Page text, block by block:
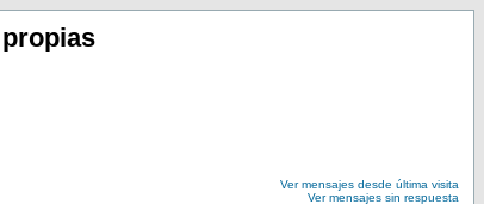
Ver mensajes desde última visita
Ver mensajes sin respuesta